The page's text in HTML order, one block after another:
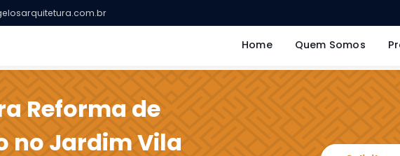
Home Quem Somos
Reforma de
no Jardim Vila